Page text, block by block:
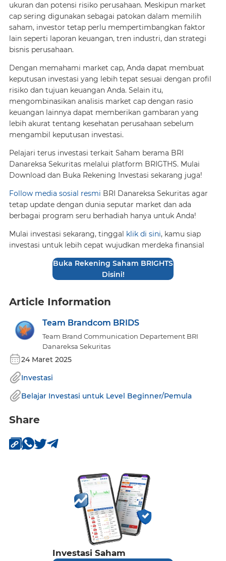
ukuran dan potensi risiko perusahaan. Meskipun market
cap sering digunakan sebagai patokan dalam memilih
saham, investor tetap perlu mempertimbangkan faktor
lain seperti laporan keuangan, tren industri, dan strategi
bisnis perusahaan.
Dengan memahami market cap, Anda dapat membuat
keputusan investasi yang lebih tepat sesuai dengan profil
risiko dan tujuan keuangan Anda. Selain itu,
mengombinasikan analisis market cap dengan rasio
keuangan lainnya dapat memberikan gambaran yang
lebih akurat tentang kesehatan perusahaan sebelum
mengambil keputusan investasi.
Pelajari terus investasi terkait Saham berama BRI
Danareksa Sekuritas melalui platform BRIGTHS. Mulai
Download dan Buka Rekening Investasi sekarang juga!
Follow media sosial resmi BRI Danareksa Sekuritas agar
tetap update dengan dunia seputar market dan ada
berbagai program seru berhadiah hanya untuk Anda!
Mulai investasi sekarang, tinggal
klik di sini, kamu siap
investasi untuk lebih cepat wujudkan merdeka finansial
Buka Rekening Saham BRIGHTS
Disini!
Article Information
Team Brandcom BRIDS
Team Brand Communication Departement BRI
Danareksa Sekuritas
24 Maret 2025
Investasi
Belajar Investasi untuk Level Beginner/Pemula
Share
Investasi Saham